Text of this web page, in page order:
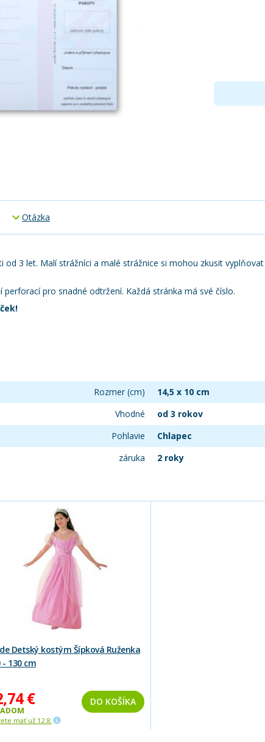
Otázka
od 3 let. Malí strážníci a malé strážnice si mohou zkusit
pro snadné odtržení. Každá stránka má své číslo.
Rozmer (cm)
14,5 x 10 cm
Vhodné
od 3 rokov
Pohlavie
Chlapec
záruka
2 roky
Detský kostým Šípková Ruženka
- 130 cm
€
mať už 12.8.
DO KOŠÍKA